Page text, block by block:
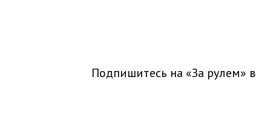
Подпишитесь на «За рулем» в